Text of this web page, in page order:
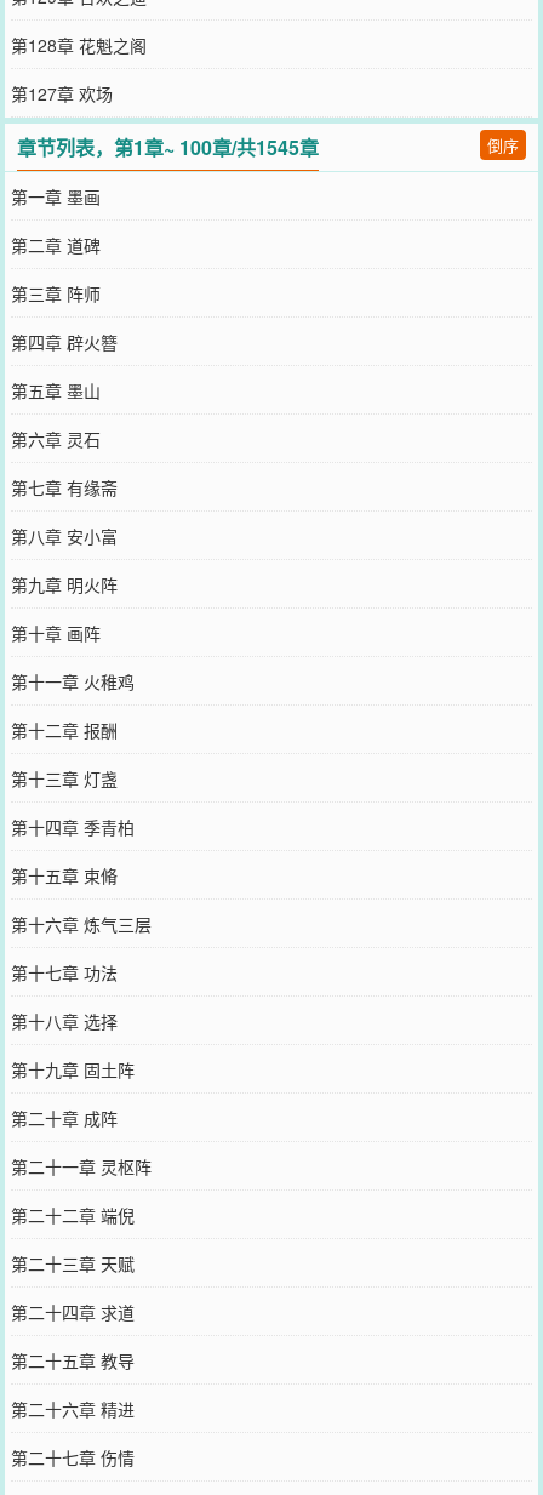
第128章 花魁之阁
第127章 欢场
章节列表，第1章~ 100章/共1545章 倒序
第一章 墨画
第二章 道碑
第三章 阵师
第四章 辟火簪
第五章 墨山
第六章 灵石
第七章 有缘斋
第八章 安小富
第九章 明火阵
第十章 画阵
第十一章 火稚鸡
第十二章 报酬
第十三章 灯盏
第十四章 季青柏
第十五章 束脩
第十六章 炼气三层
第十七章 功法
第十八章 选择
第十九章 固土阵
第二十章 成阵
第二十一章 灵枢阵
第二十二章 端倪
第二十三章 天赋
第二十四章 求道
第二十五章 教导
第二十六章 精进
第二十七章 伤情